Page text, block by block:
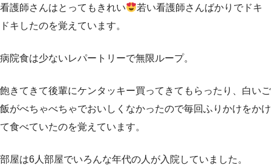
看護師さんはとってもきれい
若い看護師さんばかりでドキ
ドキしたのを覚えています。
病院食は少ないレパートリーで無限ループ。
飽きてきて後輩にケンタッキー買ってきてもらったり、白いご
飯がべちゃべちゃでおいしくなかったので毎回ふりかけをかけ
て食べていたのを覚えています。
部屋は6人部屋でいろんな年代の人が入院していました。